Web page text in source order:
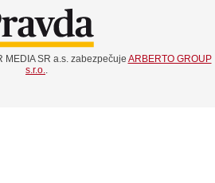
MEDIA SR a.s. zabezpečuje ARBERTO GROUP
s.r.o..